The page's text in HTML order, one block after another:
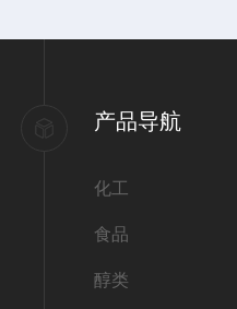
产品导航
化工
食品
醇类